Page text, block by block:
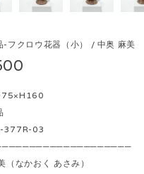
-フクロウ花器（小） / 中奥 麻美
377R-03
（なかおく あさみ）